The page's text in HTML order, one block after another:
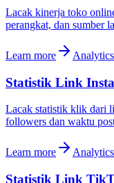
Lacak kinerja toko
perangkat, dan sumber
Learn more Analytics
Statistik Link
Lacak statistik klik dari
followers dan waktu
Learn more Analytics
Statistik Link